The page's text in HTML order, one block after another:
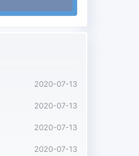
心研制，复合膜和编织袋
调控微型高速万能粉碎机
生功能,最大限度地借助
高CO2,反产:烘箱为上海市
为北京市长风向再利用呼
instument)为德国Os-
衰老,达到长期保鲜的目
2020-07-13
2020-07-13
2020-07-13
2020-07-13